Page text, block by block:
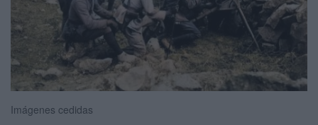
Imágenes cedidas